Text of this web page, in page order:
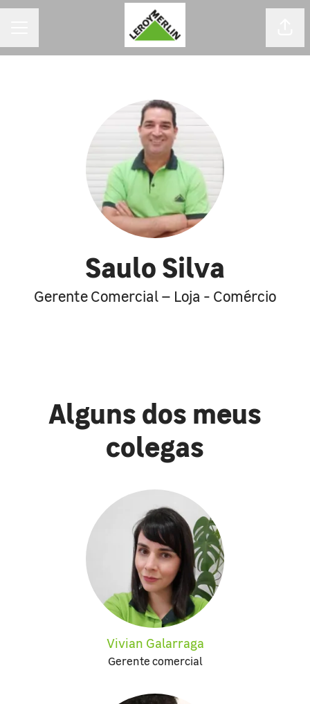
Saulo Silva
Gerente Comercial – Loja - Comércio
Alguns dos meus
colegas
Vivian Galarraga
Gerente comercial